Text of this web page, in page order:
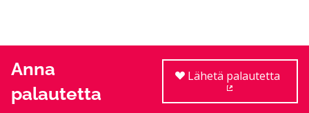
Anna
palautetta
Lähetä palautetta